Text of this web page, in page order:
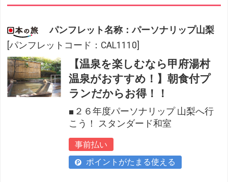
パンフレット名称：パーソナリップ山梨
[パンフレットコード：CAL1110]
【温泉を楽しむなら甲府湯村
温泉がおすすめ！】朝食付プ
ランだからお得！！
■２６年度パーソナリップ 山梨へ行
こう！ スタンダード和室
事前払い
ポイントがたまる使える